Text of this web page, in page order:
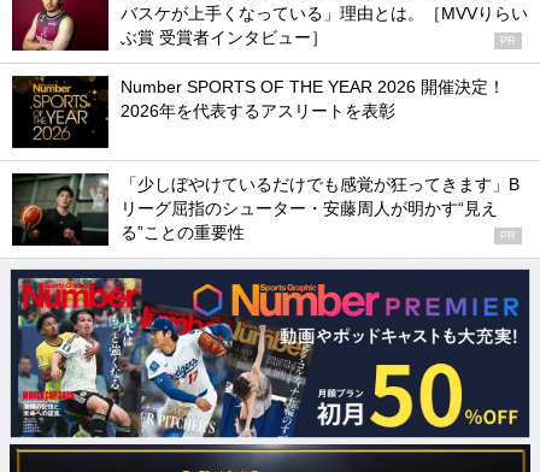
バスケが上手くなっている」理由とは。［MVVりらい
ぶ賞 受賞者インタビュー］
PR
Number SPORTS OF THE YEAR 2026 開催決定！
2026年を代表するアスリートを表彰
「少しぼやけているだけでも感覚が狂ってきます」B
リーグ屈指のシューター・安藤周人が明かす“見え
る”ことの重要性
PR